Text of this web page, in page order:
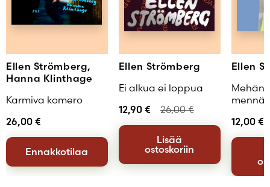
Ellen Strömberg,
Hanna Klinthage
Karmiva komero
26,00 €
Ennakkotilaa
Ellen Strömberg
Ei alkua ei loppua
12,90 € 26,00€
Lisää
ostoskoriin
Ellen
Mehän
12,00 €